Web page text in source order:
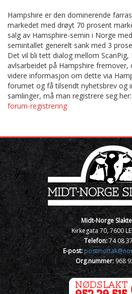
Hampshire er den dominerende
markedet med drøyt 70 prosent
salg av Hamsphire-semin i Norge
semintallet generelt sank med 3
Det vil bli tett dialog mellom ScanPig,
avlsarbeidet på Hampshire fremover,
videre informasjon om dette via
forumet og få tilsendt nyhetsbrev og
samlinger, må man registrere seg her:
forum-registrering
Midt-Norge
Kirkegata 70, 7600
Telefon:74 08
E-post:
Org.nummer:968